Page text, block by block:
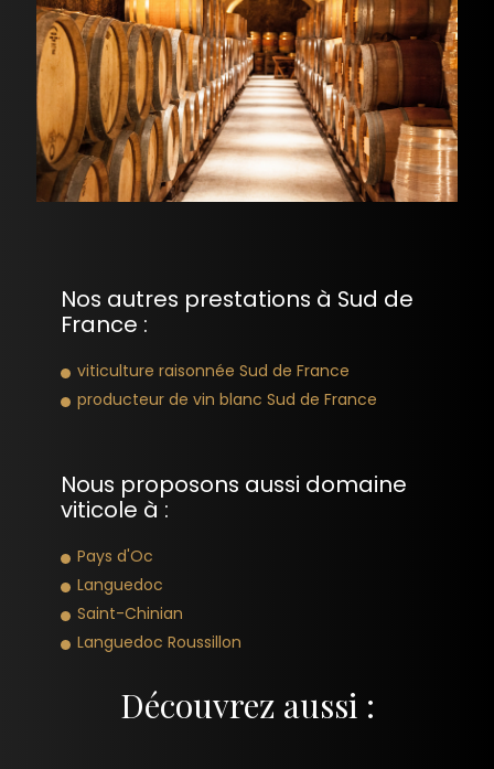
Nos autres prestations à Sud de
France :
viticulture raisonnée Sud de France
producteur de vin blanc Sud de France
Nous proposons aussi domaine
viticole à :
Pays d'Oc
Languedoc
Saint-Chinian
Languedoc Roussillon
Découvrez aussi :